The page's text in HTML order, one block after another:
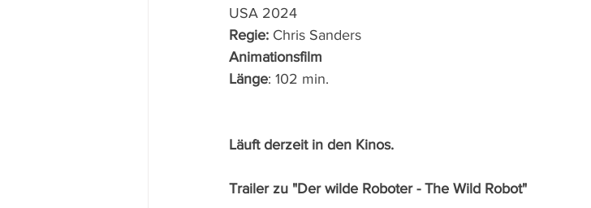
USA 2024
Regie: Chris Sanders
Animationsfilm
Länge: 102 min.
Läuft derzeit in den Kinos.
Trailer zu "Der wilde Roboter - The Wild Robot"